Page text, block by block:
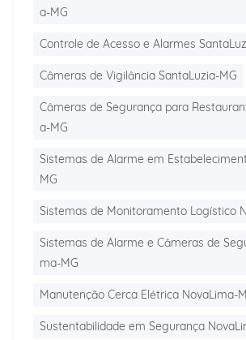
a-MG
Controle de Acesso e Alarmes
Câmeras de Vigilância SantaLuzia-MG
Câmeras de Segurança para
a-MG
Sistemas de Alarme em
MG
Sistemas de Monitoramento Logístico
Sistemas de Alarme e Câmeras de
ma-MG
Manutenção Cerca Elétrica NovaLima-
Sustentabilidade em Segurança